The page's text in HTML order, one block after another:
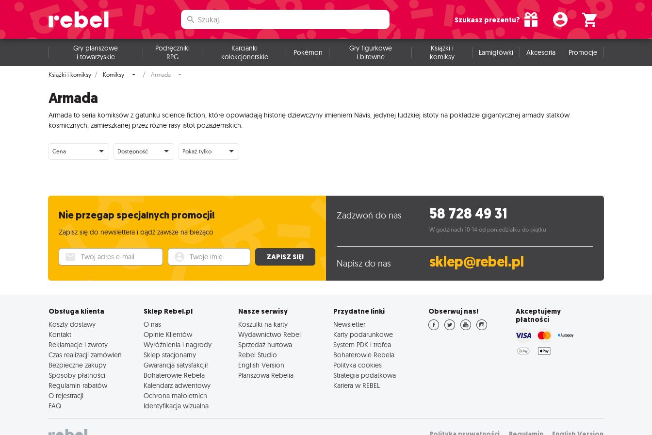
Szukasz prezentu?
Gry planszowe
i towarzyskie
Podręczniki
RPG
Karcianki
kolekcjonerskie
Pokémon
Gry figurkowe
i bitewne
Książki i
komiksy
Łamigłówki Akcesoria Promocje
Książki i komiksy Komiksy Armada
Armada
Armada to seria komiksów z gatunku science fiction, które opowiadają historię dziewczyny imieniem Nävis, jedynej ludzkiej istoty na pokładzie gigantycznej armady statków
kosmicznych, zamieszkanej przez różne rasy istot pozaziemskich.
Cena Dostępność Pokaż tylko
Nie przegap specjalnych promocji!
Zapisz się do newslettera i bądź zawsze na bieżąco
Twój adres e-mail Twoje imię ZAPISZ SIĘ!
Zadzwoń do nas 58 728 49 31
W godzinach 10-14 od poniedziałku do piątku
Napisz do nas sklep@rebel.pl
Obsługa klienta
Koszty dostawy
Kontakt
Reklamacje i zwroty
Czas realizacji zamówień
Bezpieczne zakupy
Sposoby płatności
Regulamin rabatów
O rejestracji
FAQ
Sklep Rebel.pl
O nas
Opinie Klientów
Wyróżnienia i nagrody
Sklep stacjonarny
Gwarancja satysfakcji!
Bohaterowie Rebela
Kalendarz adwentowy
Ochrona małoletnich
Identyfikacja wizualna
Nasze serwisy
Koszulki na karty
Wydawnictwo Rebel
Sprzedaż hurtowa
Rebel Studio
English Version
Planszowa Rebelia
Przydatne linki
Newsletter
Karty podarunkowe
System PDK i trofea
Bohaterowie Rebela
Polityka cookies
Strategia podatkowa
Kariera w REBEL
Obserwuj nas!
Akceptujemy
płatności